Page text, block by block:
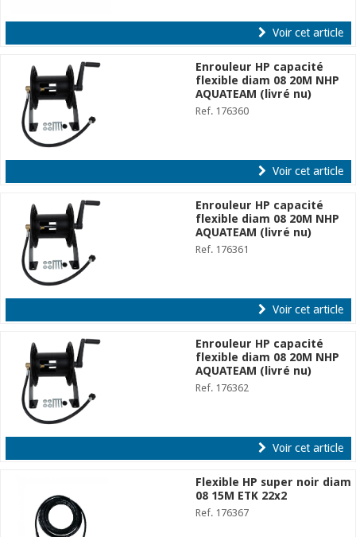
Voir cet article
Enrouleur HP capacité
flexible diam 08 20M NHP
AQUATEAM (livré nu)
Ref. 176360
Voir cet article
Enrouleur HP capacité
flexible diam 08 20M NHP
AQUATEAM (livré nu)
Ref. 176361
Voir cet article
Enrouleur HP capacité
flexible diam 08 20M NHP
AQUATEAM (livré nu)
Ref. 176362
Voir cet article
Flexible HP super noir diam
08 15M ETK 22x2
Ref. 176367